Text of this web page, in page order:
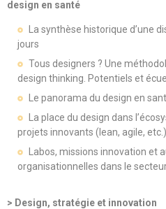
design en santé
La synthèse historique d’une
jours
Tous designers ? Une
design thinking. Potentiels et
Le panorama du design en
La place du design dans
projets innovants (lean, agile, etc.)
Labos, missions innovation et
organisationnelles dans le
> Design, stratégie et innovation